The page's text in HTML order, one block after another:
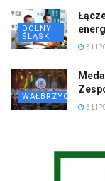
DOLNY
ŚLĄSK
3
WAŁBRZYCH
3